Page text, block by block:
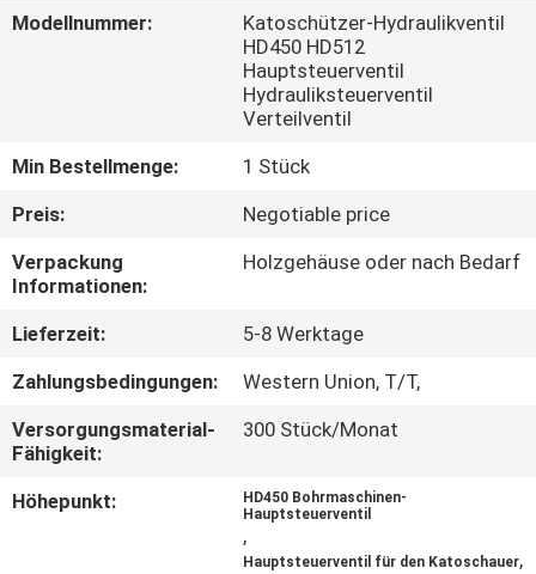
ÜBER
FABRIK
TOUR
QUALITÄTSKONTROLLE
KONTAKT
NACHRICHTEN
ALLE
Modellnummer:
Katoschützer-Hydraulikventil
HD450 HD512
Hauptsteuerventil
Hydrauliksteuerventil
Verteilventil
Min Bestellmenge:
1 Stück
Preis:
Negotiable price
Verpackung
Informationen:
Holzgehäuse oder nach Bedarf
Lieferzeit:
5-8 Werktage
Zahlungsbedingungen:
Western Union, T/T,
Versorgungsmaterial-
Fähigkeit:
300 Stück/Monat
Höhepunkt:
HD450 Bohrmaschinen-
Hauptsteuerventil
,
Hauptsteuerventil für den Katoschauer,